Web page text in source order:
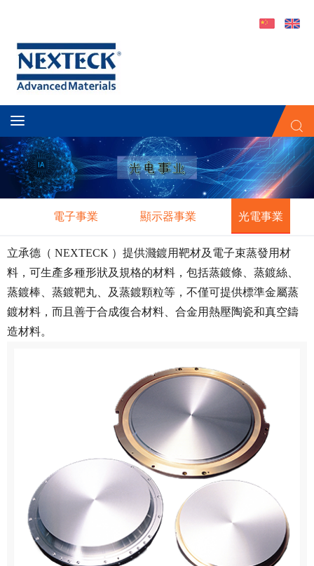
電子事業 顯示器事業 光電事業
立承德（ NEXTECK ）提供濺鍍用靶材及電子束蒸發用材
料，可生產多種形狀及規格的材料，包括蒸鍍條、蒸鍍絲、
蒸鍍棒、蒸鍍靶丸、及蒸鍍顆粒等，不僅可提供標準金屬蒸
鍍材料，而且善于合成復合材料、合金用熱壓陶瓷和真空鑄
造材料。